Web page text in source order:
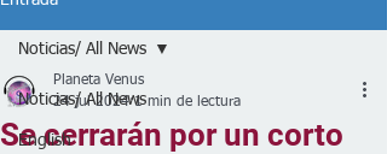
Noticias/ All News
English
Noticias/ All News
Se cerrarán por un corto
Planeta Venus
24 jul 2024 1 min de lectura